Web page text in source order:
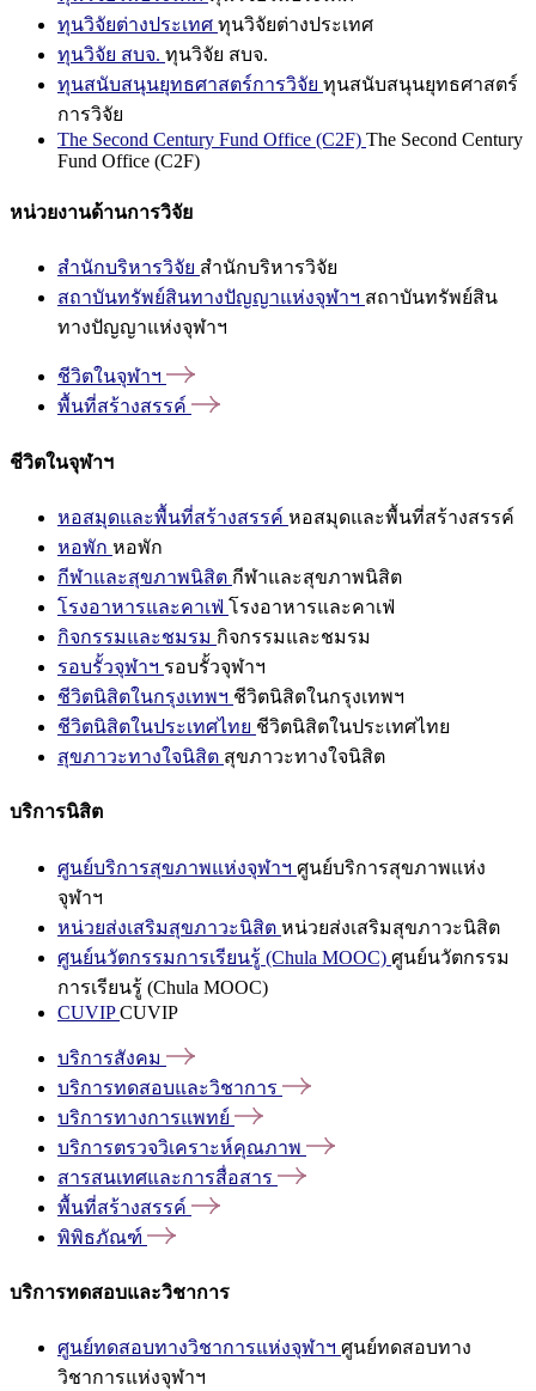
ทุนวิจัยต่างประเทศ ทุนวิจัยต่างประเทศ
ทุนวิจัย สบจ. ทุนวิจัย สบจ.
ทุนสนับสนุนยุทธศาสตร์การวิจัย ทุนสนับสนุนยุทธศาสตร์
การวิจัย
The Second Century Fund Office (C2F) The Second Century
Fund Office (C2F)
หน่วยงานด้านการวิจัย
สำนักบริหารวิจัย สำนักบริหารวิจัย
สถาบันทรัพย์สินทางปัญญาแห่งจุฬาฯ สถาบันทรัพย์สิน
ทางปัญญาแห่งจุฬาฯ
ชีวิตในจุฬาฯ
พื้นที่สร้างสรรค์
ชีวิตในจุฬาฯ
หอสมุดและพื้นที่สร้างสรรค์ หอสมุดและพื้นที่สร้างสรรค์
หอพัก หอพัก
กีฬาและสุขภาพนิสิต กีฬาและสุขภาพนิสิต
โรงอาหารและคาเฟ่ โรงอาหารและคาเฟ่
กิจกรรมและชมรม กิจกรรมและชมรม
รอบรั้วจุฬาฯ รอบรั้วจุฬาฯ
ชีวิตนิสิตในกรุงเทพฯ ชีวิตนิสิตในกรุงเทพฯ
ชีวิตนิสิตในประเทศไทย ชีวิตนิสิตในประเทศไทย
สุขภาวะทางใจนิสิต สุขภาวะทางใจนิสิต
บริการนิสิต
ศูนย์บริการสุขภาพแห่งจุฬาฯ ศูนย์บริการสุขภาพแห่ง
จุฬาฯ
หน่วยส่งเสริมสุขภาวะนิสิต หน่วยส่งเสริมสุขภาวะนิสิต
ศูนย์นวัตกรรมการเรียนรู้ (Chula MOOC) ศูนย์นวัตกรรม
การเรียนรู้ (Chula MOOC)
CUVIPCUVIP
บริการสังคม
บริการทดสอบและวิชาการ
บริการทางการแพทย์
บริการตรวจวิเคราะห์คุณภาพ
สารสนเทศและการสื่อสาร
พื้นที่สร้างสรรค์
พิพิธภัณฑ์
บริการทดสอบและวิชาการ
ศูนย์ทดสอบทางวิชาการแห่งจุฬาฯ ศูนย์ทดสอบทาง
วิชาการแห่งจุฬาฯ